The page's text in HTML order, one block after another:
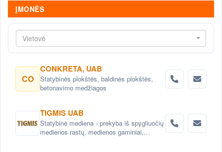
ĮMONĖS
Vietovė
CO
CONKRETA, UAB
Statybinės plokštės, baldinės plokštės,
betonavimo medžiagos
TIGMIS UAB
Statybinė mediena - prekyba iš spygliuočių
medienos rastų, medienos gaminiai,